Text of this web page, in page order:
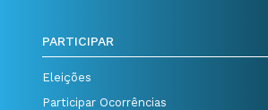
PARTICIPAR
Eleições
Participar Ocorrências